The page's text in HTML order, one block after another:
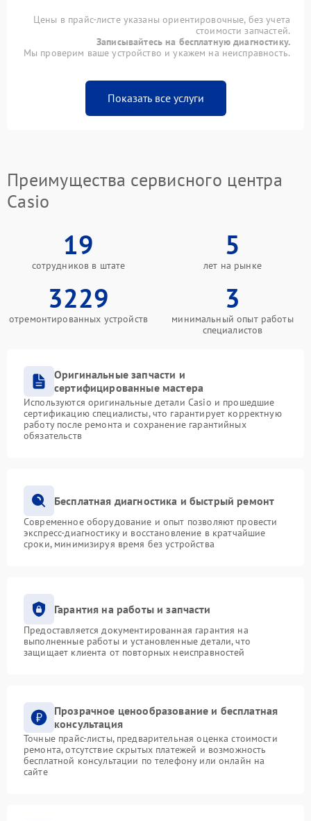
Цены в прайс-листе указаны ориентировочные, без учета
стоимости запчастей.
Записывайтесь на бесплатную диагностику.
Мы проверим ваше устройство и укажем на неисправность.
Показать все услуги
Преимущества сервисного центра
Casio
19
сотрудников в штате
5
лет на рынке
3229
отремонтированных устройств
3
минимальный опыт работы
специалистов
Оригинальные запчасти и
сертифицированные мастера
Используются оригинальные детали Casio и прошедшие
сертификацию специалисты, что гарантирует корректную
работу после ремонта и сохранение гарантийных
обязательств
Бесплатная диагностика и быстрый ремонт
Современное оборудование и опыт позволяют провести
экспресс-диагностику и восстановление в кратчайшие
сроки, минимизируя время без устройства
Гарантия на работы и запчасти
Предоставляется документированная гарантия на
выполненные работы и установленные детали, что
защищает клиента от повторных неисправностей
Прозрачное ценообразование и бесплатная
консультация
Точные прайс-листы, предварительная оценка стоимости
ремонта, отсутствие скрытых платежей и возможность
бесплатной консультации по телефону или онлайн на
сайте